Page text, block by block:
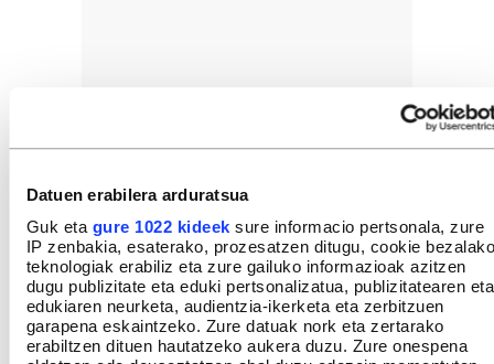
Datuen erabilera arduratsua
Guk eta gure 1022 kideek sure informacio pertsonala, zure
IP zenbakia, esaterako, prozesatzen ditugu, cookie bezalako
teknologiak erabiliz eta zure gailuko informazioak azitzen
dugu publizitate eta eduki pertsonalizatua, publizitatearen eta
edukiaren neurketa, audientzia-ikerketa eta zerbitzuen
garapena eskaintzeko. Zure datuak nork eta zertarako
erabiltzen dituen hautatzeko aukera duzu. Zure onespena